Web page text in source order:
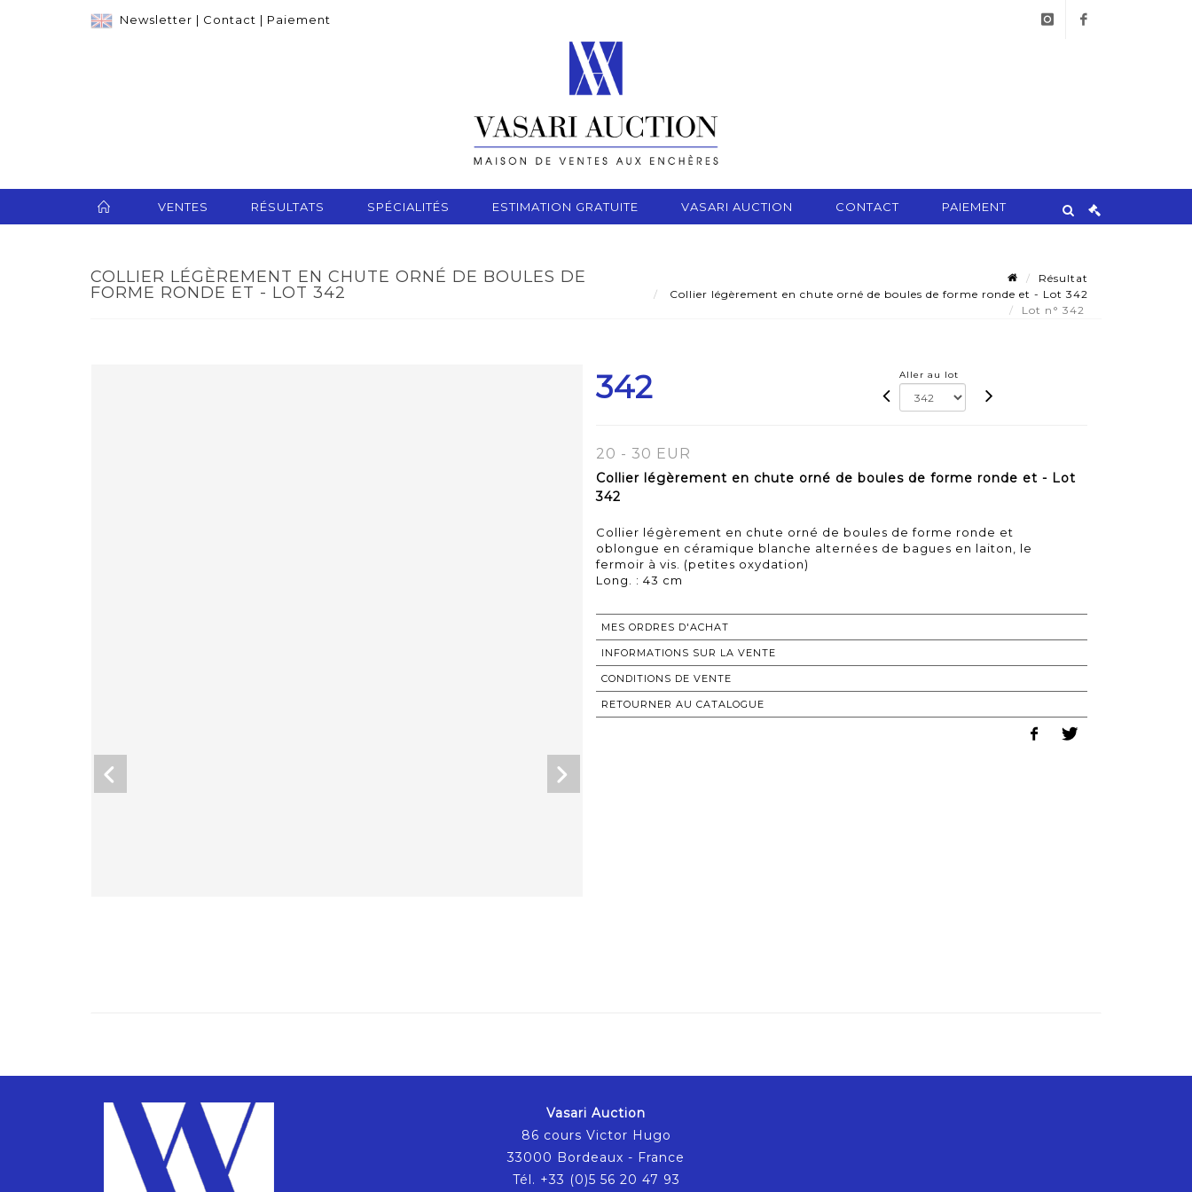
Newsletter | Contact | Paiement
VENTES RÉSULTATS SPÉCIALITÉS ESTIMATION GRATUITE VASARI AUCTION CONTACT PAIEMENT
COLLIER LÉGÈREMENT EN CHUTE ORNÉ DE BOULES DE
FORME RONDE ET - LOT 342
Résultat
Collier légèrement en chute orné de boules de forme ronde et - Lot 342
Lot n° 342
342 Aller au lot
20 - 30 EUR
Collier légèrement en chute orné de boules de forme ronde et - Lot
342
Collier légèrement en chute orné de boules de forme ronde et
oblongue en céramique blanche alternées de bagues en laiton, le
fermoir à vis. (petites oxydation)
Long. : 43 cm
MES ORDRES D'ACHAT
INFORMATIONS SUR LA VENTE
CONDITIONS DE VENTE
RETOURNER AU CATALOGUE
Vasari Auction
86 cours Victor Hugo
33000 Bordeaux - France
Tél. +33 (0)5 56 20 47 93